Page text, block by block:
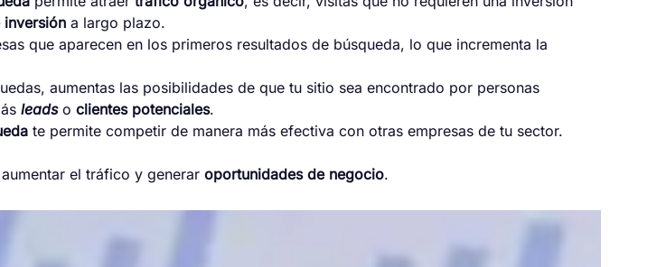
a largo plazo.
que aparecen en los primeros resultados de búsqueda, lo que incrementa la
aumentas las posibilidades de que tu sitio sea encontrado por personas
leadso clientes potenciales.
te permite competir de manera más efectiva con otras empresas de tu sector.
el tráfico y generar oportunidades de negocio.